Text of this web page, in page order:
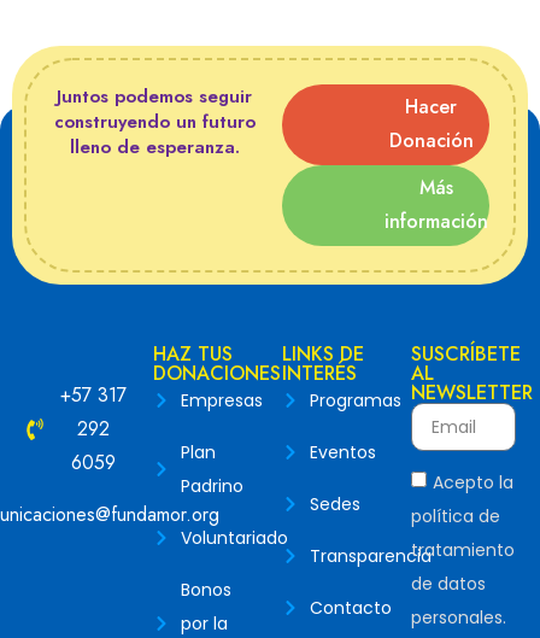
Juntos podemos seguir
construyendo un futuro
lleno de esperanza.
Hacer
Donación
Más
información
+57 317
292
6059
HAZ TUS
DONACIONES
Empresas
Plan
Padrino
Voluntariado
Bonos
por la
LINKS DE
INTERÉS
Programas
Eventos
Sedes
Transparencia
Contacto
SUSCRÍBETE
AL
NEWSLETTER
Acepto la
política de
tratamiento
de datos
personales.